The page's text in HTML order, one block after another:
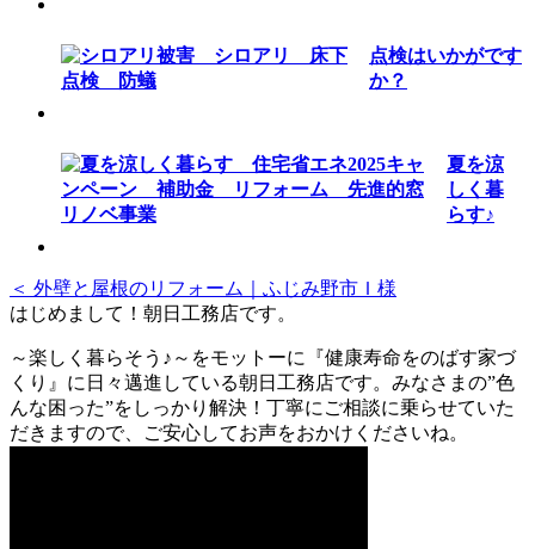
点検はいかがです
か？
夏を涼
しく暮
らす♪
＜ 外壁と屋根のリフォーム｜ふじみ野市Ｉ様
はじめまして！朝日工務店です。
～楽しく暮らそう♪～をモットーに『健康寿命をのばす家づ
くり』に日々邁進している朝日工務店です。みなさまの”色
んな困った”をしっかり解決！丁寧にご相談に乗らせていた
だきますので、ご安心してお声をおかけくださいね。